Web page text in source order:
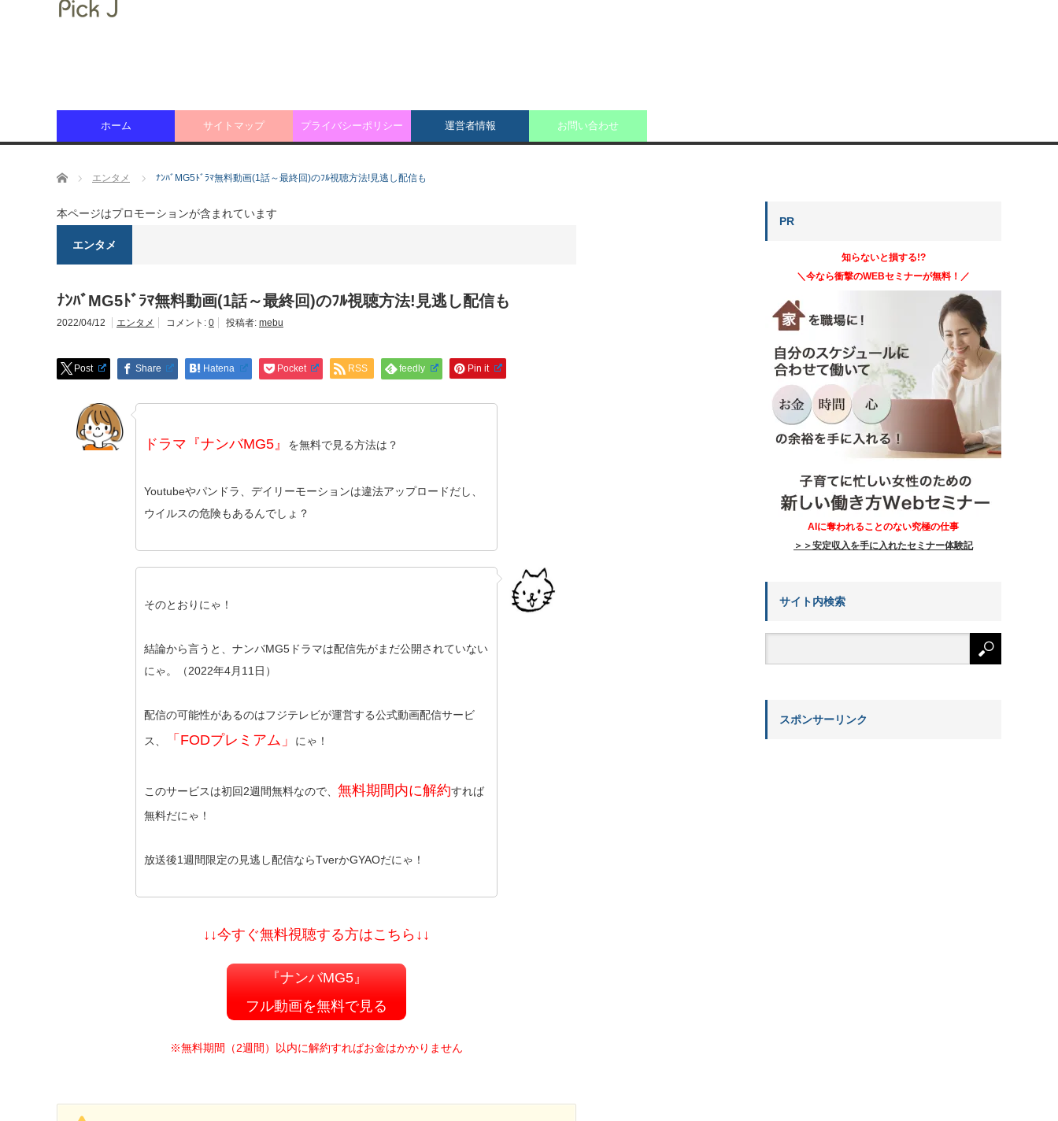
ホーム サイトマップ プライバシーポリシー 運営者情報 お問い合わせ
ホーム エンタメ ﾅﾝﾊﾞMG5ﾄﾞﾗﾏ無料動画(1話～最終回)のﾌﾙ視聴方法!見逃し配信も
本ページはプロモーションが含まれています
エンタメ
ﾅﾝﾊﾞMG5ﾄﾞﾗﾏ無料動画(1話～最終回)のﾌﾙ視聴方法!見逃し配信も
2022/04/12 エンタメ コメント: 0 投稿者: mebu
Post Share Hatena Pocket RSS feedly Pin it
ドラマ『ナンバMG5』 を無料で見る方法は？
Youtubeやパンドラ、デイリーモーションは違法アップロードだし、
ウイルスの危険もあるんでしょ？
そのとおりにゃ！
結論から言うと、ナンバMG5ドラマは配信先がまだ公開されていない
にゃ。（2022年4月11日）
配信の可能性があるのはフジテレビが運営する公式動画配信サービ
ス、 「FODプレミアム」 にゃ！
このサービスは初回2週間無料なので、 無料期間内に解約すれば
無料だにゃ！
放送後1週間限定の見逃し配信ならTverかGYAOだにゃ！
↓↓今すぐ無料視聴する方はこちら↓↓
『ナンバMG5』
フル動画を無料で見る
※無料期間（2週間）以内に解約すればお金はかかりません
PR
知らないと損する!?
＼今なら衝撃のWEBセミナーが無料！／
AIに奪われることのない究極の仕事
＞＞安定収入を手に入れたセミナー体験記
サイト内検索
スポンサーリンク